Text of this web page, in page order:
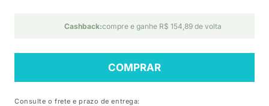
Cashback:compre e ganhe R$ 154,89 de volta
COMPRAR
Consulte o frete e prazo de entrega: